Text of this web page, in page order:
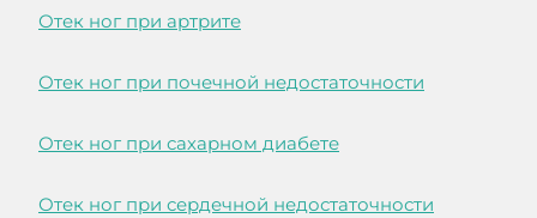
Отек ног при артрите
Отек ног при почечной недостаточности
Отек ног при сахарном диабете
Отек ног при сердечной недостаточности